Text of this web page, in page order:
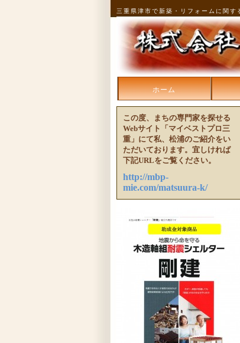
三重県津市で新築・リフォームに関
ホーム
この度、まちの専門家を探せる
Webサイト「マイベストプロ三
重」にて私、松浦のご紹介をい
ただいております。宜しければ
下記URLをご覧ください。
http://mbp-
mie.com/matsuura-k/